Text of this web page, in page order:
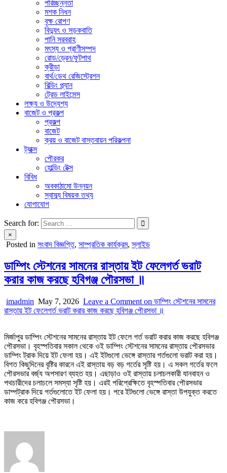
পরিচ্ছন্নতা
মশক নিধন
বৃক্ষ রোপণ
বিদ্যুৎ ও সড়কবাতি
পানি সরবরাহ
মৎস্য ও প্রাণীসম্পদ
রোড/ড্রেন/ফুটপাথ
ক্রীড়া
বার্থ/ডেথ রেজিস্ট্রেশন
বিল্ডিং প্ল্যান
ট্রেড লাইসেন্স
লক্ষ্য ও উদ্যেশ্য
বাজেট ও প্রকল্প
প্রকল্প
বাজেট
ক্রয় ও বাজেট বাস্তবায়ন পরিকল্পনা
ট্যাক্স
পৌরকর
হোল্ডিং টেক্স
বিবিধ
অবকাঠামো উন্নয়ন
স্বাস্ব্য বিষয়ক তথ্য
যোগাযোগ
Search for:
×
Posted in সংবাদ বিজ্ঞপ্তি, সাম্প্রতিক কার্যক্রম,স্লাইড
ডাম্পিং স্টেশনের সামনের রাস্তায় ইট ফেলেগর্ত ভরাট
করার কাজ করছে হবিগঞ্জ পৌরসভা ॥
imadmin May 7, 2026 Leave a Comment on ডাম্পিং স্টেশনের সামনের
রাস্তায় ইট ফেলেগর্ত ভরাট করার কাজ করছে হবিগঞ্জ পৌরসভা ॥
মির্জাপুর ডাম্পিং স্টেশনের সামনের রাস্তায় ইট ফেলে গর্ত ভরাট করার কাজ করছে হবিগঞ্জ
পৌরসভা। বৃহস্পতিবার সকাল থেকে ওই ডাম্পিং স্টেশনের সামনের রাস্তায় পৌরসভার
ডাম্পিং ট্রাক দিয়ে ইট ফেলা হয়। এই ইটগুলো ভেঙ্গে রাস্তার গর্তগুলো ভরাট করা হয়।
বিগত কিছুদিনের বৃষ্টির কারনে এই রাস্তায় বড় বড় গর্তের সৃষ্টি হয়। এ সকল গর্তের ফলে
পৌরসভার বর্জ্য অপসারণ ব্যহত হয়। এছাড়াও ওই রাস্তায় চলাচলকারী যানবাহন ও
পথচারীদের চলাচলে সমস্যা সৃষ্টি হয়। এরই পরিপ্রেক্ষিতে বৃহস্পতিবার পৌরসভার
ডাম্পট্রাক দিয়ে গর্তগুলোতে ইট ফেলা হয়। পরে ইটগুলো ভেঙ্গে রাস্তা উপযুক্ত করতে
কাজ করে হবিগঞ্জ পৌরসভা।